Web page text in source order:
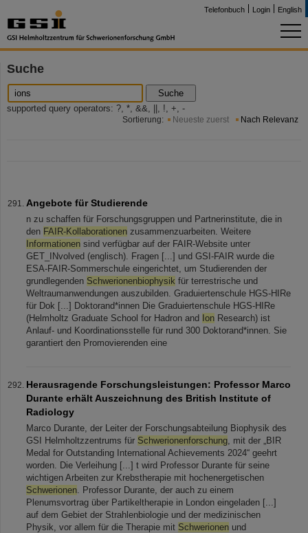
Telefonbuch Login English
Suche
Suche
supported query operators: ?, *, &&, ||, !, +, -
Sortierung:
Neueste zuerst Nach Relevanz
Angebote für Studierende
n zu schaffen für Forschungsgruppen und Partnerinstitute, die in
den FAIR-Kollaborationen zusammenzuarbeiten. Weitere
Informationen sind verfügbar auf der FAIR-Website unter
GET_INvolved (englisch). Fragen [...] und GSI-FAIR wurde die
ESA-FAIR-Sommerschule eingerichtet, um Studierenden der
grundlegenden Schwerionenbiophysik für terrestrische und
Weltraumanwendungen auszubilden. Graduiertenschule HGS-HIRe
für Dok [...] Doktorand*innen Die Graduiertenschule HGS-HIRe
(Helmholtz Graduate School for Hadron and Ion Research) ist
Anlauf- und Koordinationsstelle für rund 300 Doktorand*innen. Sie
garantiert den Promovierenden eine
Herausragende Forschungsleistungen: Professor Marco
Durante erhält Auszeichnung des British Institute of
Radiology
Marco Durante, der Leiter der Forschungsabteilung Biophysik des
GSI Helmholtzzentrums für Schwerionenforschung, mit der „BIR
Medal for Outstanding International Achievements 2024“ geehrt
worden. Die Verleihung [...] t wird Professor Durante für seine
wichtigen Arbeiten zur Krebstherapie mit hochenergetischen
Schwerionen. Professor Durante, der auch zu einem
Plenumsvortrag über Partikeltherapie in London eingeladen [...]
auf dem Gebiet der Strahlenbiologie und der medizinischen
Physik, vor allem für die Therapie mit Schwerionen und